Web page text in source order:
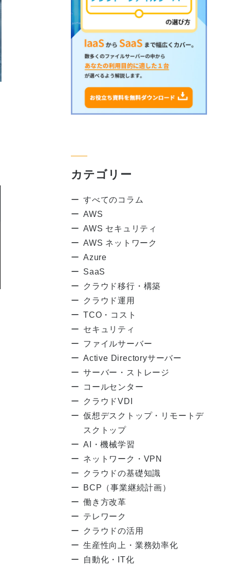
カテゴリー
すべてのコラム
AWS
AWS セキュリティ
AWS ネットワーク
Azure
SaaS
クラウド移行・構築
クラウド運用
TCO・コスト
セキュリティ
ファイルサーバー
Active Directoryサーバー
サーバー・ストレージ
コールセンター
クラウドVDI
仮想デスクトップ・リモートデ
スクトップ
AI・機械学習
ネットワーク・VPN
クラウドの基礎知識
BCP（事業継続計画）
働き方改革
テレワーク
クラウドの活用
生産性向上・業務効率化
自動化・IT化